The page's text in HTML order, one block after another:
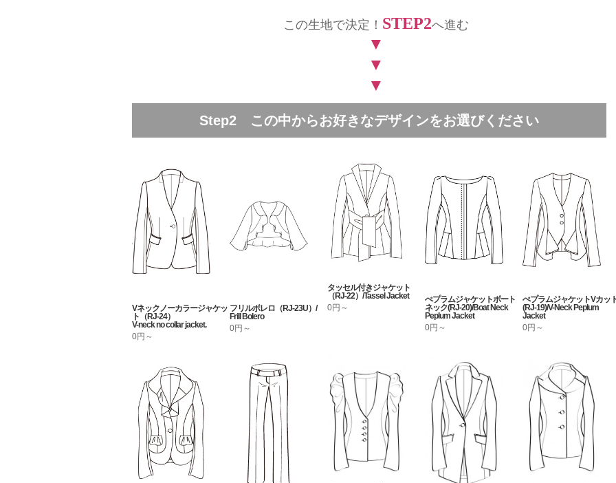
この生地で決定！ STEP2へ進む
▼
▼
▼
Step2 この中からお好きなデザインをお選びください
Vネックノーカラージャケッ
ト（RJ-24）
V-neck no collar jacket.
0円～
フリルボレロ（RJ-23U）/
Frill Bolero
0円～
タッセル付きジャケット
（RJ-22）/Tassel Jacket
0円～
ぺプラムジャケットボート
ネック(RJ-20)/Boat Neck
Peplum Jacket
0円～
ぺプラムジャケットVカッ
(RJ-19)/V-Neck Peplum
Jacket
0円～